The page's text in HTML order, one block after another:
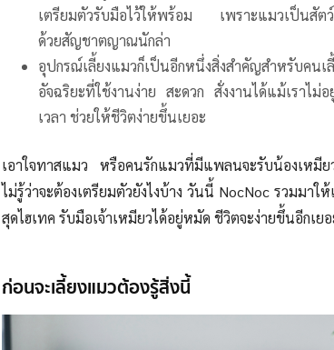
เตรียมตัวรับมือไว้ให้พร้อม เพราะแมวเป็นสัตว์
ด้วยสัญชาตญาณนักล่า
อุปกรณ์เลี้ยงแมวก็เป็นอีกหนึ่งสิ่งสำคัญสำหรับคน
อัจฉริยะที่ใช้งานง่าย สะดวก สั่งงานได้แม้เราไม่
เวลา ช่วยให้ชีวิตง่ายขึ้นเยอะ
เอาใจทาสแมว หรือคนรักแมวที่มีแพลนจะรับน้องเหมี
ไม่รู้ว่าจะต้องเตรียมตัวยังไงบ้าง วันนี้ NocNoc รวมมา
สุดไฮเทค รับมือเจ้าเหมียวได้อยู่หมัด ชีวิตจะง่ายขึ้นอีกเย
ก่อนจะเลี้ยงแมวต้องรู้สิ่งนี้